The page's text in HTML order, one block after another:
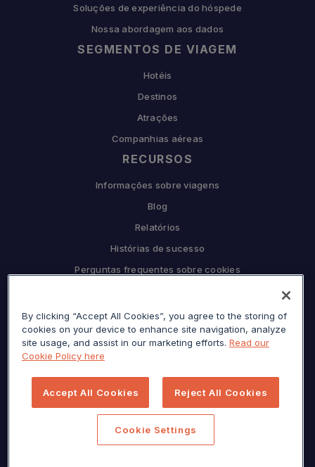
Soluções de experiência do hóspede
Nossa abordagem aos dados
SEGMENTOS DE VIAGEM
Hotéis
Destinos
Atrações
Companhias aéreas
RECURSOS
Informações sobre viagens
Blog
Relatórios
Histórias de sucesso
Perguntas frequentes sobre cookies
Por que Sojern
Seja nosso parceiro
Prensa
Centro de privacidade
By clicking “Accept All Cookies”, you agree to the storing of
cookies on your device to enhance site navigation, analyze
site usage, and assist in our marketing efforts. Read our
Cookie Policy here
Accept All Cookies Reject All Cookies
Cookie Settings